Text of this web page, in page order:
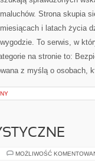
maluchów. Strona skupia
miesiącach i latach życia
wygodzie. To serwis, w
na stronie to:
z myślą o osobach,
MOŻLIWOŚĆ